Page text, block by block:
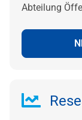
Abteilung